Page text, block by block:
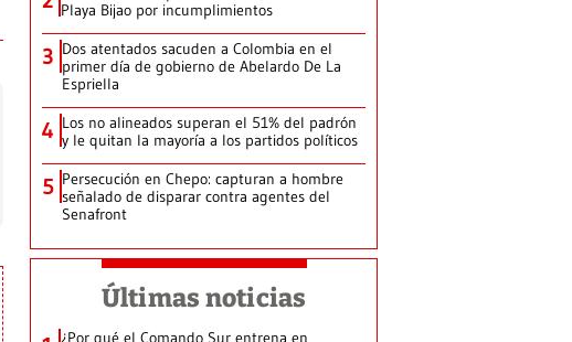
Playa Bijao por incumplimientos
3 Dos atentados sacuden a Colombia en el
primer día de gobierno de Abelardo De La
Espriella
4 Los no alineados superan el 51% del padrón
y le quitan la mayoría a los partidos políticos
5 Persecución en Chepo: capturan a hombre
señalado de disparar contra agentes del
Senafront
Últimas noticias
¿Por qué el Comando Sur entrena en